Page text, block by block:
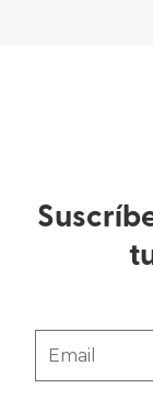
Email